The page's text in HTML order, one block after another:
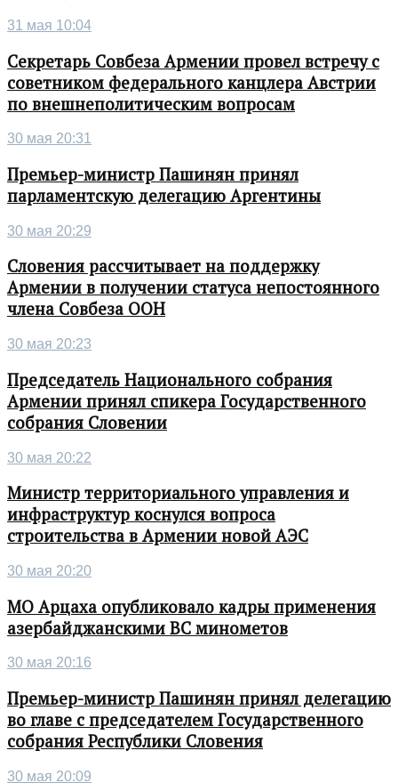
31 мая 10:04
Секретарь Совбеза Армении провел встречу с
советником федерального канцлера Австрии
по внешнеполитическим вопросам
30 мая 20:31
Премьер-министр Пашинян принял
парламентскую делегацию Аргентины
30 мая 20:29
Словения рассчитывает на поддержку
Армении в получении статуса непостоянного
члена Совбеза ООН
30 мая 20:23
Председатель Национального собрания
Армении принял спикера Государственного
собрания Словении
30 мая 20:22
Министр территориального управления и
инфраструктур коснулся вопроса
строительства в Армении новой АЭС
30 мая 20:20
МО Арцаха опубликовало кадры применения
азербайджанскими ВС минометов
30 мая 20:16
Премьер-министр Пашинян принял делегацию
во главе с председателем Государственного
собрания Республики Словения
30 мая 20:09